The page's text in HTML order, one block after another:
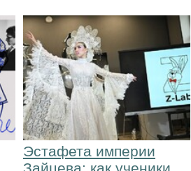
Эстафета империи